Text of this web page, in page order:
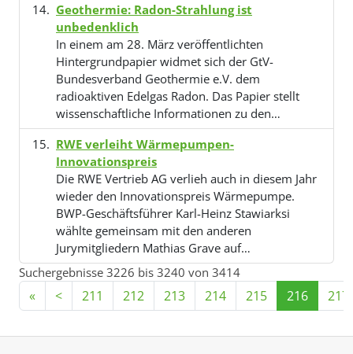
Geothermie: Radon-Strahlung ist
unbedenklich
In einem am 28. März veröffentlichten
Hintergrundpapier widmet sich der GtV­
Bundesverband Geothermie e.V. dem
radioaktiven Edelgas Radon. Das Papier stellt
wissenschaftliche Informationen zu den…
RWE verleiht Wärmepumpen-
Innovationspreis
Die RWE Vertrieb AG verlieh auch in diesem Jahr
wieder den Innovationspreis Wärmepumpe.
BWP-Geschäftsführer Karl-Heinz Stawiarksi
wählte gemeinsam mit den anderen
Jurymitgliedern Mathias Grave auf…
Suchergebnisse 3226 bis 3240 von 3414
« < 211 212 213 214 215 216 217